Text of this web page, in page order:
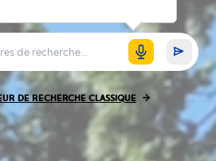
DE RECHERCHE CLASSIQUE